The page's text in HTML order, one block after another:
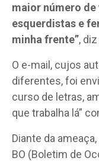
maior número
esquerdistas e
minha frente”,
O e-mail, cujos
diferentes, foi
curso de letras,
que trabalha lá”
Diante da
BO (Boletim de